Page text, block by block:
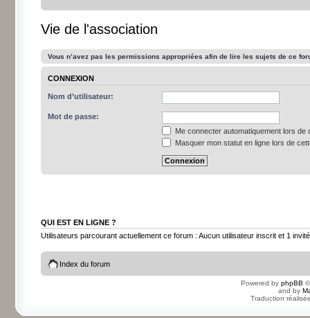
Vie de l'association
Vous n’avez pas les permissions appropriées afin de lire les sujets de ce
CONNEXION
Nom d’utilisateur:
Mot de passe:
Me connecter automatiquement lors de
Masquer mon statut en ligne lors de
QUI EST EN LIGNE ?
Utilisateurs parcourant actuellement ce forum : Aucun utilisateur inscrit et 1 invité
Index du forum
Powered by phpBB
and by
Traduction